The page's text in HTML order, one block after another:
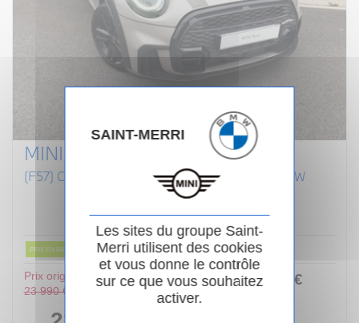
MINI CABRIOLET F57 LCI II
(F57) COOPER S 192 CABRIOLET FINITION JCW
PRIX EN BAISSE
Prix original :
23 990 €
ou253 €
SAINT-MERRI
Les sites du groupe Saint-
Merri utilisent des cookies
et vous donne le contrôle
sur ce que vous souhaitez
activer.